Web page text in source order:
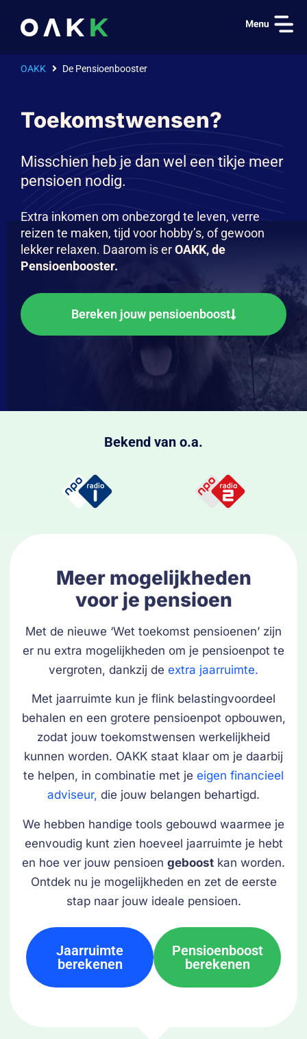
OAKK De Pensioenbooster
Toekomstwensen?
Misschien heb je dan wel een tikje meer
pensioen nodig.
Extra inkomen om onbezorgd te leven, verre
reizen te maken, tijd voor hobby’s, of gewoon
lekker relaxen. Daarom is erOAKK, de
Pensioenbooster.
Bereken jouw pensioenboost
Bekend van o.a.
Meer mogelijkheden
voor je pensioen
Met de nieuwe ‘Wet toekomst pensioenen’ zijn
er nu extra mogelijkheden om je pensioenpot te
vergroten, dankzij de extra jaarruimte.
Met jaarruimte kun je flink belastingvoordeel
behalen en een grotere pensioenpot opbouwen,
zodat jouw toekomstwensen werkelijkheid
kunnen worden. OAKK staat klaar om je daarbij
te helpen, in combinatie met je eigen financieel
adviseur, die jouw belangen behartigd.
We hebben handige tools gebouwd waarmee je
eenvoudig kunt zien hoeveel jaarruimte je hebt
en hoe ver jouw pensioen geboost kan worden.
Ontdek nu je mogelijkheden en zet de eerste
stap naar jouw ideale pensioen.
Jaarruimte
berekenen
Pensioenboost
berekenen